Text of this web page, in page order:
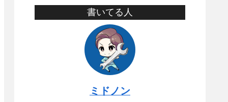
書いてる人
ミドノン